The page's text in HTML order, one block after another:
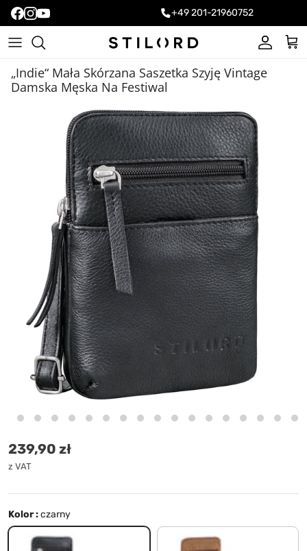
+49 201-21960752
Konto
„Indie“ Mała Skórzana Saszetka Szyję Vintage
Damska Męska Na Festiwal
Cena standardowa
239,90 zł
z VAT
Kolor :czarny